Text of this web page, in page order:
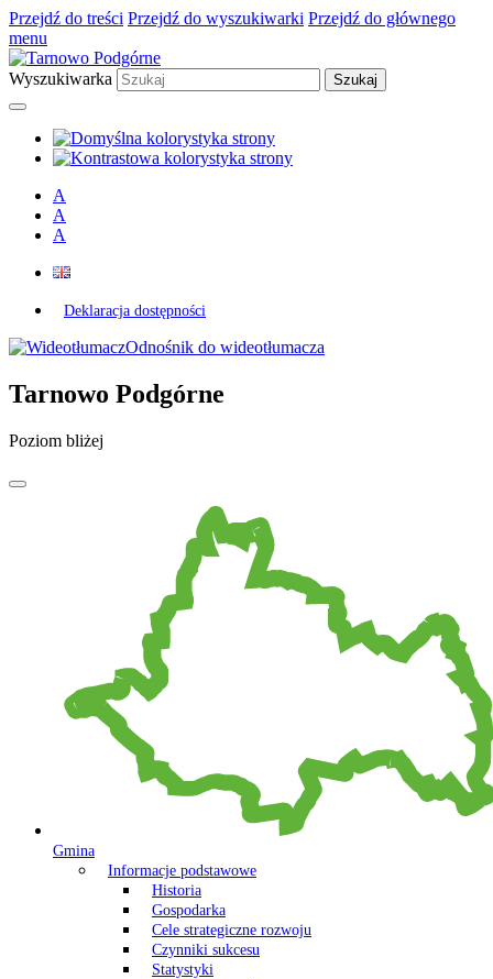
Przejdź do treści Przejdź do wyszukiwarki Przejdź do głównego
menu
Wyszukiwarka
A
A
A
Deklaracja dostępności
Odnośnik do wideotłumacza
Tarnowo Podgórne
Poziom bliżej
Gmina
Informacje podstawowe
Historia
Gospodarka
Cele strategiczne rozwoju
Czynniki sukcesu
Statystyki